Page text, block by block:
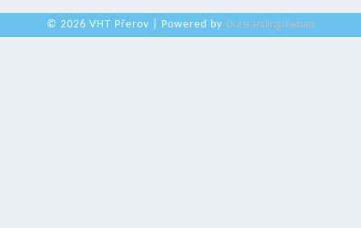
© 2026 VHT Přerov | Powered by Outstandingthemes